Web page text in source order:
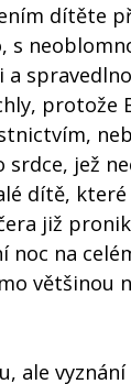
dítěte
protože
jež
dítě,
již
na
většinou
vyznání